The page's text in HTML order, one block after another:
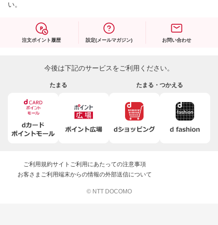
い。
注文ポイント履歴 設定(メールマガジン) お問い合わせ
今後は下記のサービスをご利用ください。
たまる たまる・つかえる
ご利用規約サイトご利用にあたっての注意事項
お客さまご利用端末からの情報の外部送信について
© NTT DOCOMO